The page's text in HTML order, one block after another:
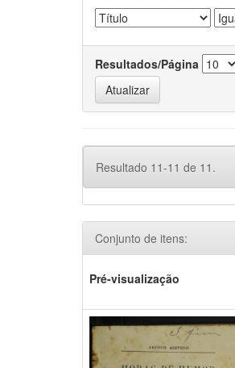
Resultados/Página
Resultado 11-11 de 11.
Conjunto de itens:
Pré-visualização